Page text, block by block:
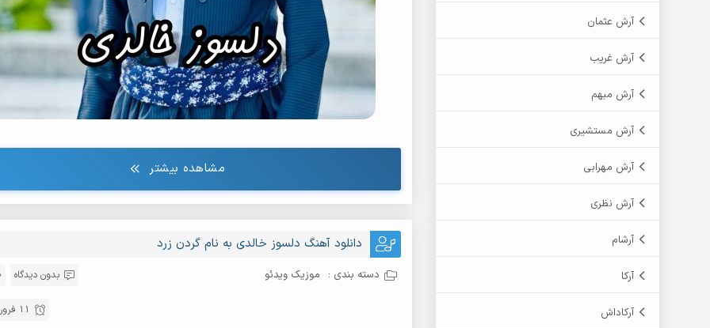
آرش عثمان
آرش غریب
آرش مبهم
آرش مستشیری
آرش مهرابی
آرش نظری
آرشام
آرکا
آرکاداش
Khaledi - Damrem Agar Lim Jia Boy
Khaledi - Del Aram
Khaledi - Kaka Lacha Mobe
Khaledi - Safar Salamat
Khaledi - Tokhoa La Koei Gulem
Khaledi - Zeina Emrem Zeina
Shiwa
Choulakat
مشاهده بیشتر
دانلود آهنگ دلسوز خالدی به نام گردن زرد
دسته بندی : موزیک ویدئو بدون دیدگاه
11 فروردین 1404